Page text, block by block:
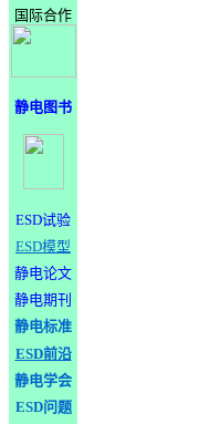
国际合作
静电图书
ESD试验
ESD模型
静电论文
静电期刊
静电标准
ESD前沿
静电学会
ESD问题